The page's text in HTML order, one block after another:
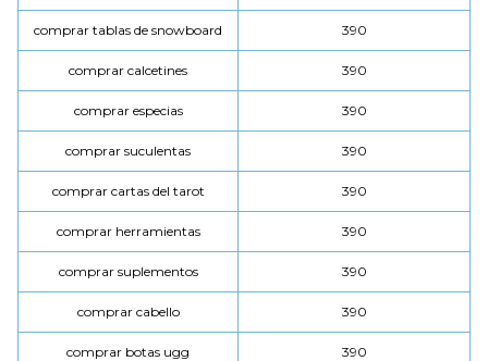
comprar tablas de snowboard 390
comprar calcetines 390
comprar especias 390
comprar suculentas 390
comprar cartas del tarot 390
comprar herramientas 390
comprar suplementos 390
comprar cabello 390
comprar botas ugg 390